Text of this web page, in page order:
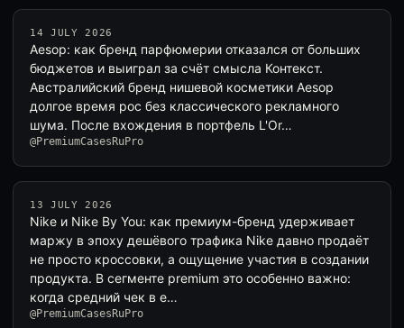
14 JULY 2026
Aesop: как бренд парфюмерии отказался от больших
бюджетов и выиграл за счёт смысла Контекст.
Австралийский бренд нишевой косметики Aesop
долгое время рос без классического рекламного
шума. После вхождения в портфель L'Or…
@PremiumCasesRuPro
13 JULY 2026
Nike и Nike By You: как премиум-бренд удерживает
маржу в эпоху дешёвого трафика Nike давно продаёт
не просто кроссовки, а ощущение участия в создании
продукта. В сегменте premium это особенно важно:
когда средний чек в e…
@PremiumCasesRuPro